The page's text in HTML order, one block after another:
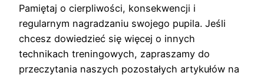
Pamiętaj o cierpliwości, konsekwencji i
regularnym nagradzaniu swojego pupila. Jeśli
chcesz dowiedzieć się więcej o innych
technikach treningowych, zapraszamy do
przeczytania naszych pozostałych artykułów na